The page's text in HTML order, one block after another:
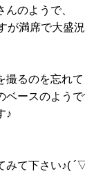
んのようで、
が満席で大盛
撮るのを忘れて
ベースのよう
♪
みて下さい♪(